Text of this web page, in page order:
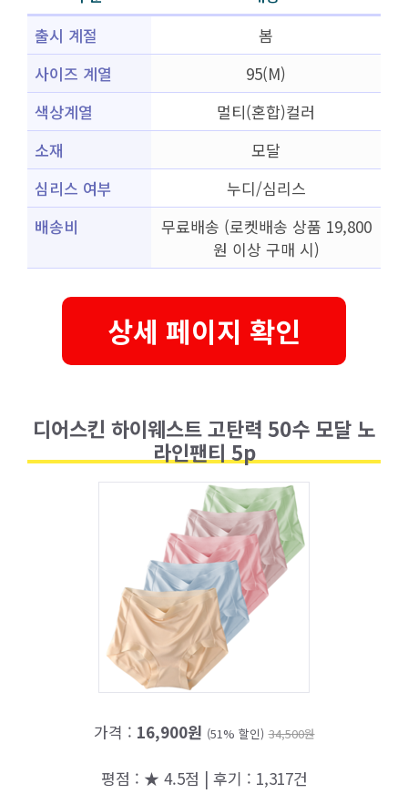
출시 계절
봄
사이즈 계열
95(M)
색상계열
멀티(혼합)컬러
소재
모달
심리스 여부
누디/심리스
배송비
무료배송 (로켓배송 상품 19,800
원 이상 구매 시)
상세 페이지 확인
디어스킨 하이웨스트 고탄력 50수 모달 노
라인팬티 5p
가격 : 16,900원 (51% 할인) 34,500원
평점 : ★ 4.5점 | 후기 : 1,317건